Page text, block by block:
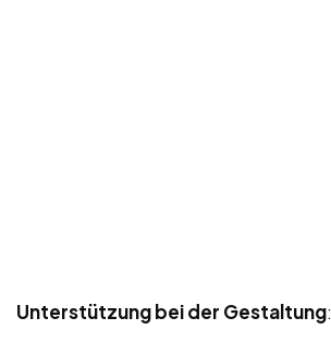
Unterstützung bei der Gestaltung: